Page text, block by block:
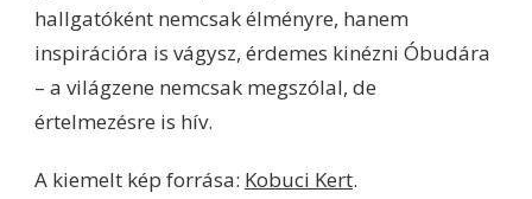
hallgatóként nemcsak élményre, hanem
inspirációra is vágysz, érdemes kinézni Óbudára
– a világzene nemcsak megszólal, de
értelmezésre is hív.
A kiemelt kép forrása: Kobuci Kert.